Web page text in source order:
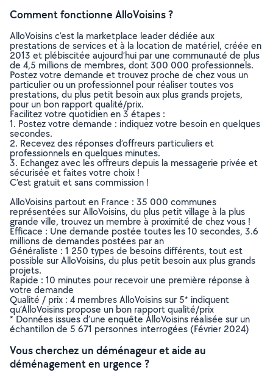
Comment fonctionne AlloVoisins ?
AlloVoisins c’est la marketplace leader dédiée aux
prestations de services et à la location de matériel, créée en
2013 et plébiscitée aujourd’hui par une communauté de plus
de 4,5 millions de membres, dont 300 000 professionnels.
Postez votre demande et trouvez proche de chez vous un
particulier ou un professionnel pour réaliser toutes vos
prestations, du plus petit besoin aux plus grands projets,
pour un bon rapport qualité/prix.
Facilitez votre quotidien en 3 étapes :
1. Postez votre demande : indiquez votre besoin en quelques
secondes.
2. Recevez des réponses d’offreurs particuliers et
professionnels en quelques minutes.
3. Echangez avec les offreurs depuis la messagerie privée et
sécurisée et faites votre choix !
C’est gratuit et sans commission !
AlloVoisins partout en France : 35 000 communes
représentées sur AlloVoisins, du plus petit village à la plus
grande ville, trouvez un membre à proximité de chez vous !
Efficace : Une demande postée toutes les 10 secondes, 3.6
millions de demandes postées par an
Généraliste : 1 250 types de besoins différents, tout est
possible sur AlloVoisins, du plus petit besoin aux plus grands
projets.
Rapide : 10 minutes pour recevoir une première réponse à
votre demande
Qualité / prix : 4 membres AlloVoisins sur 5* indiquent
qu’AlloVoisins propose un bon rapport qualité/prix
* Données issues d’une enquête AlloVoisins réalisée sur un
échantillon de 5 671 personnes interrogées (Février 2024)
Vous cherchez un déménageur et aide au
déménagement en urgence ?